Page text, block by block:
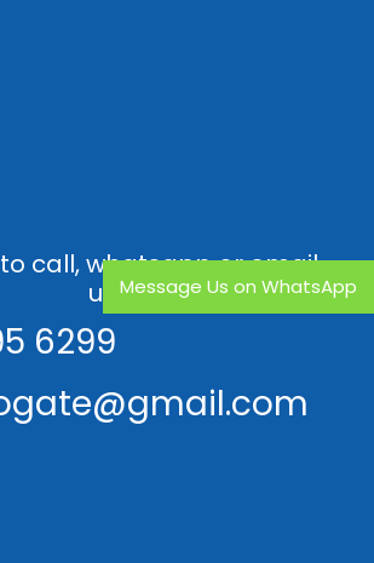
call, whatsapp or email
us
6299
Message Us on WhatsApp